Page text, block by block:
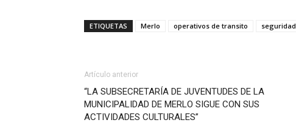
ETIQUETAS Merlo operativos de transito seguridad
Artículo anterior
“LA SUBSECRETARÍA DE JUVENTUDES DE LA
MUNICIPALIDAD DE MERLO SIGUE CON SUS
ACTIVIDADES CULTURALES”